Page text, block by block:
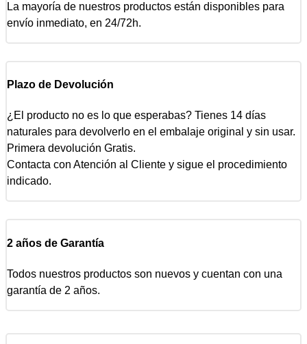
La mayoría de nuestros productos están disponibles para
envío inmediato, en 24/72h.
Plazo de Devolución
¿El producto no es lo que esperabas? Tienes 14 días
naturales para devolverlo en el embalaje original y sin usar.
Primera devolución Gratis.
Contacta con Atención al Cliente y sigue el procedimiento
indicado.
2 años de Garantía
Todos nuestros productos son nuevos y cuentan con una
garantía de 2 años.